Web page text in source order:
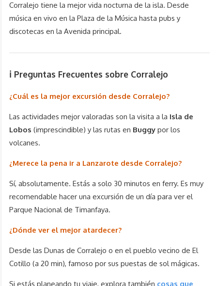
Corralejo tiene la mejor vida nocturna de la isla. Desde
música en vivo en la Plaza de la Música hasta pubs y
discotecas en la Avenida principal.
ℹ️ Preguntas Frecuentes sobre Corralejo
¿Cuál es la mejor excursión desde Corralejo?
Las actividades mejor valoradas son la visita a la Isla de
Lobos (imprescindible) y las rutas en Buggy por los
volcanes.
¿Merece la pena ir a Lanzarote desde Corralejo?
Sí, absolutamente. Estás a solo 30 minutos en ferry. Es muy
recomendable hacer una excursión de un día para ver el
Parque Nacional de Timanfaya.
¿Dónde ver el mejor atardecer?
Desde las Dunas de Corralejo o en el pueblo vecino de El
Cotillo (a 20 min), famoso por sus puestas de sol mágicas.
Si estás planeando tu viaje, explora también cosas que